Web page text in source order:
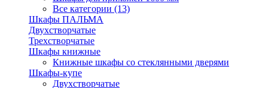
Все категории (13)
Шкафы ПАЛЬМА
Двухстворчатые
Трехстворчатые
Шкафы книжные
Книжные шкафы со стеклянными дверями
Шкафы-купе
Двухстворчатые